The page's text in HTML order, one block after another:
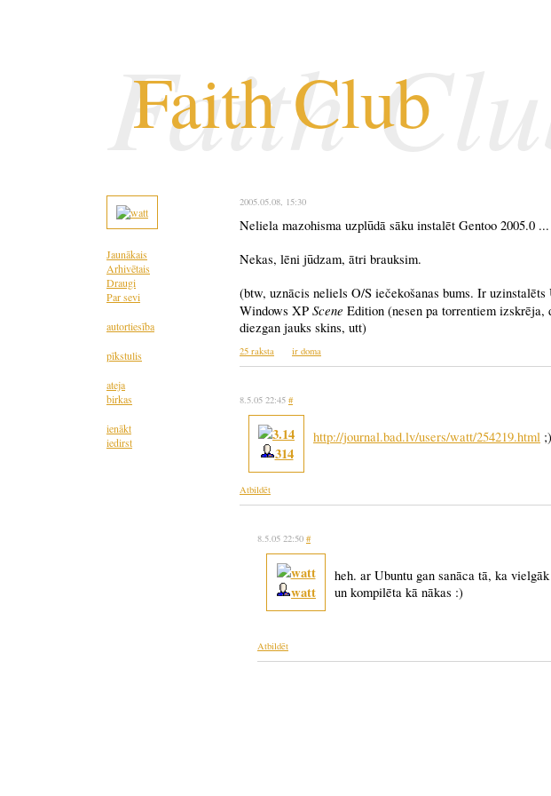
Faith Club
Faith Club
Jaunākais
Arhivētais
Draugi
Par sevi
autortiesība
pīkstulis
ateja
birkas
ienākt
iedirst
2005.05.08, 15:30
Neliela mazohisma uzplūdā sāku instalēt Gentoo 2005.0
Nekas, lēni jūdzam, ātri brauksim.
(btw, uznācis neliels O/S iečekošanas bums. Ir
Windows XP Scene Edition (nesen pa torrentiem
diezgan jauks skins, utt)
25 raksta ir doma
8.5.05 22:45 #
314
http://journal.bad.lv/users/watt/254219.html ;)
Atbildēt
8.5.05 22:50 #
watt
heh. ar Ubuntu gan sanāca tā, ka
un kompilēta kā nākas :)
Atbildēt